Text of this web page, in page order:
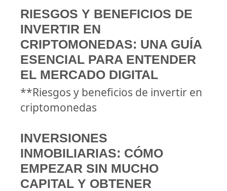
RIESGOS Y BENEFICIOS DE
INVERTIR EN
CRIPTOMONEDAS: UNA GUÍA
ESENCIAL PARA ENTENDER
EL MERCADO DIGITAL
**Riesgos y beneficios de invertir en
criptomonedas
INVERSIONES
INMOBILIARIAS: CÓMO
EMPEZAR SIN MUCHO
CAPITAL Y OBTENER